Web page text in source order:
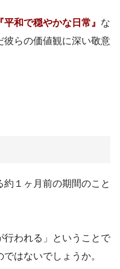
和で穏やかな日常』 な
彼らの価値観に深い敬意
１ヶ月前の期間のこと
行われる」ということで
はないでしょうか。